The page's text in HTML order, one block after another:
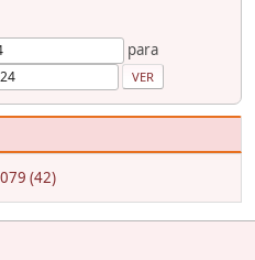
para
(42)